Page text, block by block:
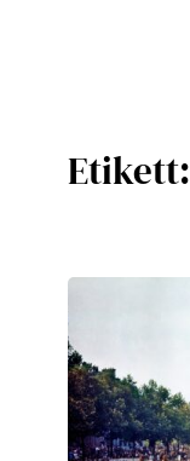
Etikett: